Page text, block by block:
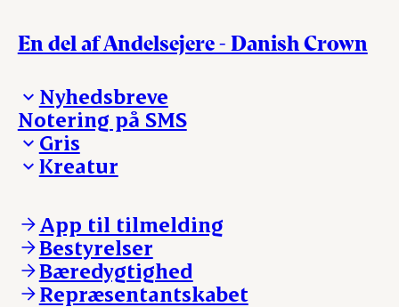
En del af Andelsejere - Danish Crown
Nyhedsbreve
Madinspiration - nyhedsbrev
Notering på SMS
Gris
Ejerinformation
Nyheder
Login
Kreatur
Kontakt os
Notering
Nyheder
Login
App til tilmelding
Bestyrelser
Bæredygtighed
Repræsentantskabet